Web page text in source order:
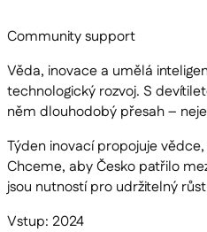
Community support
Věda, inovace a umělá
technologický rozvoj. S
něm dlouhodobý přesah –
Týden inovací propojuje
Chceme, aby Česko patřilo
jsou nutností pro udržitelný
Vstup: 2024